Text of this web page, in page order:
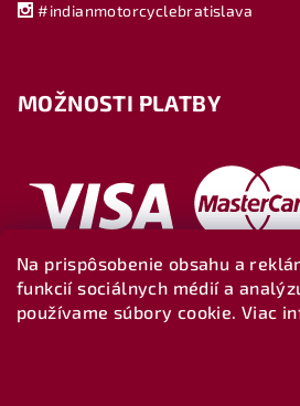
Na prispôsobenie obsahu a
funkcií sociálnych médií a
používame súbory cookie. Viac
#indianmotorcyclebratislava
MOŽNOSTI PLATBY